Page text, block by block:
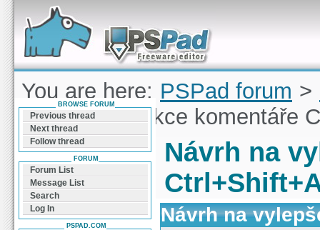
Forum can help you solve problems and quickly
find a solution with PSPad for Microsoft
Windows
You are here: PSPad forum >
vylepšení funkce komentáře
Návrh na
Návrh na
BROWSE FORUM
Previous thread
Next thread
Follow thread
FORUM
Forum List
Message List
Search
Log In
PSPAD.COM